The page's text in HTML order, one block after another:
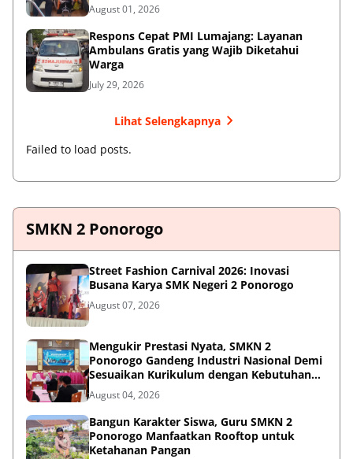
August 01, 2026
Respons Cepat PMI Lumajang: Layanan
Ambulans Gratis yang Wajib Diketahui
Warga
July 29, 2026
Lihat Selengkapnya
Failed to load posts.
SMKN 2 Ponorogo
Street Fashion Carnival 2026: Inovasi
Busana Karya SMK Negeri 2 Ponorogo
August 07, 2026
Mengukir Prestasi Nyata, SMKN 2
Ponorogo Gandeng Industri Nasional Demi
Sesuaikan Kurikulum dengan Kebutuhan
Dunia Kerja
August 04, 2026
Bangun Karakter Siswa, Guru SMKN 2
Ponorogo Manfaatkan Rooftop untuk
Ketahanan Pangan